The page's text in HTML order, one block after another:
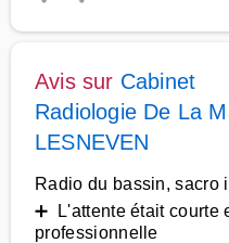
Avis sur Cabinet
Radiologie De La
LESNEVEN
Radio du bassin, sacro
➕ L'attente était courte
professionnelle